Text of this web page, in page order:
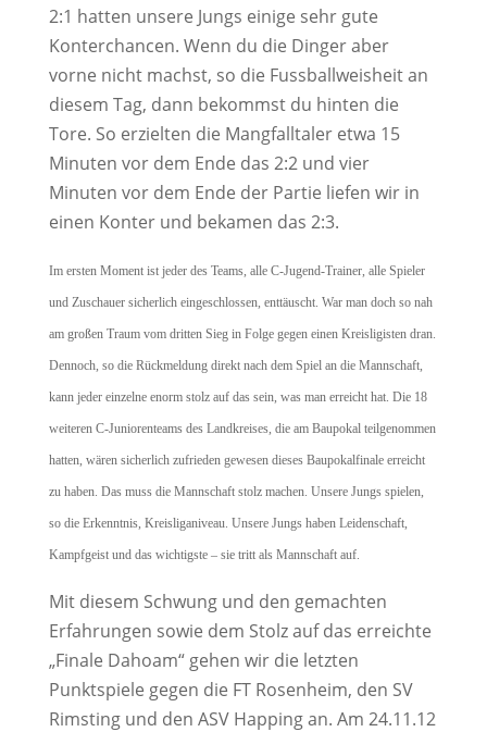
2:1 hatten unsere Jungs einige sehr gute
Konterchancen. Wenn du die Dinger aber
vorne nicht machst, so die Fussballweisheit an
diesem Tag, dann bekommst du hinten die
Tore. So erzielten die Mangfalltaler etwa 15
Minuten vor dem Ende das 2:2 und vier
Minuten vor dem Ende der Partie liefen wir in
einen Konter und bekamen das 2:3.
Im ersten Moment ist jeder des Teams, alle C-Jugend-Trainer, alle Spieler
und Zuschauer sicherlich eingeschlossen, enttäuscht. War man doch so nah
am großen Traum vom dritten Sieg in Folge gegen einen Kreisligisten dran.
Dennoch, so die Rückmeldung direkt nach dem Spiel an die Mannschaft,
kann jeder einzelne enorm stolz auf das sein, was man erreicht hat. Die 18
weiteren C-Juniorenteams des Landkreises, die am Baupokal teilgenommen
hatten, wären sicherlich zufrieden gewesen dieses Baupokalfinale erreicht
zu haben. Das muss die Mannschaft stolz machen. Unsere Jungs spielen,
so die Erkenntnis, Kreisliganiveau. Unsere Jungs haben Leidenschaft,
Kampfgeist und das wichtigste – sie tritt als Mannschaft auf.
Mit diesem Schwung und den gemachten
Erfahrungen sowie dem Stolz auf das erreichte
„Finale Dahoam“ gehen wir die letzten
Punktspiele gegen die FT Rosenheim, den SV
Rimsting und den ASV Happing an. Am 24.11.12